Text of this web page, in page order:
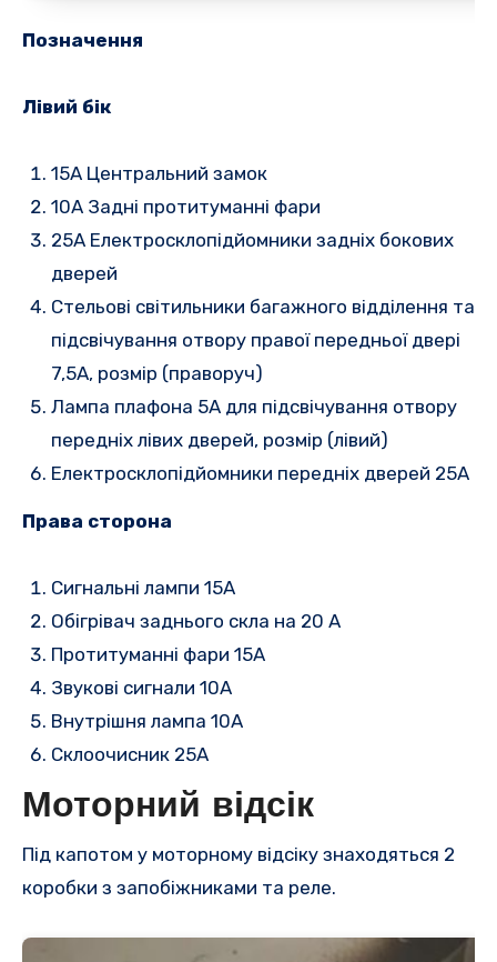
Позначення
Лівий бік
15A Центральний замок
10A Задні протитуманні фари
25A Електросклопідйомники задніх бокових
дверей
Стельові світильники багажного відділення та
підсвічування отвору правої передньої двері
7,5A, розмір (праворуч)
Лампа плафона 5А для підсвічування отвору
передніх лівих дверей, розмір (лівий)
Електросклопідйомники передніх дверей 25A
Права сторона
Сигнальні лампи 15A
Обігрівач заднього скла на 20 А
Протитуманні фари 15A
Звукові сигнали 10A
Внутрішня лампа 10A
Склоочисник 25A
Моторний відсік
Під капотом у моторному відсіку знаходяться 2
коробки з запобіжниками та реле.